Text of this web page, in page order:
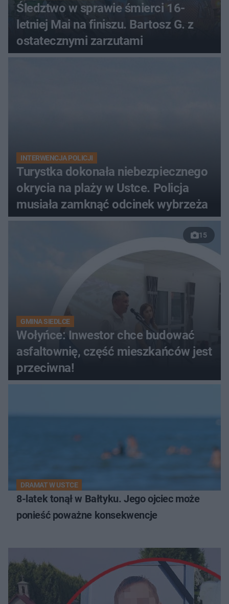
Śledztwo w sprawie śmierci 16-
letniej Mai na finiszu. Bartosz G. z
ostatecznymi zarzutami
INTERWENCJA POLICJI
Turystka dokonała niebezpiecznego
okrycia na plaży w Ustce. Policja
musiała zamknąć odcinek wybrzeża
15
GMINA SIEDLCE
Wołyńce: Inwestor chce budować
asfaltownię, część mieszkańców jest
przeciwna!
DRAMAT W USTCE
8-latek tonął w Bałtyku. Jego ojciec może
ponieść poważne konsekwencje